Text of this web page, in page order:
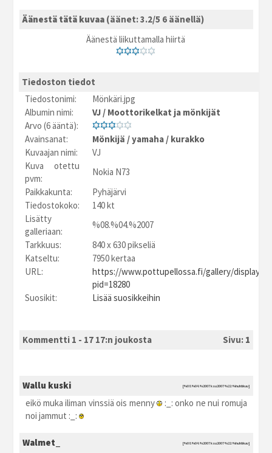
Äänestä tätä kuvaa (äänet: 3.2/5 6 äänellä)
Äänestä liikuttamalla hiirtä
Tiedoston tiedot
Tiedostonimi:
Mönkäri.jpg
Albumin nimi:
VJ / Moottorikelkat ja mönkijät
Arvo (6 ääntä):
Avainsanat:
Mönkijä /yamaha / kurakko
Kuvaajan nimi:
VJ
Kuva otettu
pvm:
Nokia N73
Paikkakunta:
Pyhäjärvi
Tiedostokoko:
140 kt
Lisätty
galleriaan:
%08.%04.%2007
Tarkkuus:
840 x 630 pikseliä
Katseltu:
7950 kertaa
URL:
https://www.pottupellossa.fi/gallery/
pid=18280
Suosikit:
Lisää suosikkeihin
Kommentti 1 - 17 17:n joukosta Sivu: 1
Wallu kuski [%08.%04.%2007 ksu2007 %22:%huhtikuu]
eikö muka iliman vinssiä ois menny
:_: onko ne nui romuja
noi jammut :_:
Walmet_ [%08.%04.%2007 ksu2007 %22:%huhtikuu]